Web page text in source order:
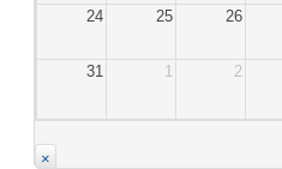
24 25 26
31 1 2
×